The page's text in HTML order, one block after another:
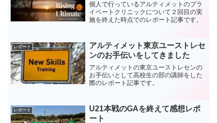
個人で行っているアルティメットのプラ
イベートクリニックについて２回目の実
施を終えた時点でのレポート記事です。
レポート
アルティメット東京ユーストレセ
ンのお手伝いをしてきました
アルティメットの東京ユーストレセンの
お手伝いとして高校生の部の講師をした
際のレポート記事です。
レポート
U21本戦のGAを終えて感想レポ
ート